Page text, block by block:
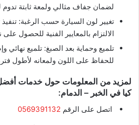
لضمان جفاف مثالي ولمعة ثابتة تدوم
تغيير لون السيارة حسب الرغبة: تنفيذ
الالتزام بالمعايير الفنية للحصول على
تلميع وحماية بعد الصبغ: تلميع نهائي
للحفاظ على اللون ولمعانه لأطول
لمزيد من المعلومات حول خدمات
كيا في الخبر – الدمام:
اتصل على الرقم 0569391132